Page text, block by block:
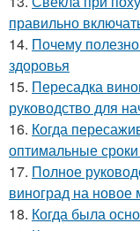
правильно
14. Почему
здоровья
15. Пересадка
руководство для
16. Когда
оптимальные
17. Полное
виноград на новое
18. Когда была